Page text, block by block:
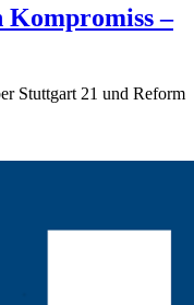
Kompromiss –
Stuttgart 21 und Reform